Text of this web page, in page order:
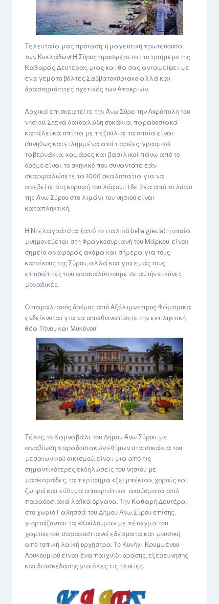
Τελευταία μας πρόταση, η μαγευτική πρωτεύουσα
των Κυκλάδων! Η Σύρος προσφέρεται το τριήμερο της
Καθαράς Δευτέρας μιας και θα σας ανταμείψει με
ενα γεμάτο βόλτες Σαββατοκύριακο αλλά και
δραστηριότητες σχετικές των Αποκριών.
Αρχικά επισκεφτείτε την Άνω Σύρο, την Ακρόπολη του
νησιού. Στενά δαιδαλώδη σοκάκια, παραδοσιακά
κατάλευκα σπίτια με πεζούλια, τα οποία είναι
συνήθως κατειλημμένα από παρέες, γραφικά
ταβερνάκια, καμάρες και βασιλικοί πάνω από το
δρόμο είναι το σκηνικό που συναντάτε εάν
σκαρφαλώσετε τα 1.000 σκαλοπάτια για να
ανεβείτε στη κορυφή του λόφου. H δε θέα από το λόφο
της Άνω Σύρου στο λιμάνι του νησιού είναι
καταπληκτική.
Η Ντελαγράτσια, (από το ιταλικό bella grecia) η οποία
μνημονεύεται στη Φραγκοσυριανή του Μάρκου, είναι
σημείο αναφοράς ακόμα και σήμερα για τους
κατοίκους της Σύρου, αλλά και για εμάς τους
επισκέπτες που ανακαλύπτουμε σε αυτήν εικόνες
μοναδικές.
Ο παραλιακός δρόμος από Αζόλιμνο προς Φάμπρικα
ενδείκνυται για να απαθανατίσετε την εκπληκτική
θέα Τήνου και Μυκόνου!
Τέλος, το Καρναβάλι του Δήμου Άνω Σύρου, με
αναβίωση παραδοσιακών εθίμων στα σοκάκια του
μεσαιωνικού οικισμού, είναι μια από τις
σημαντικότερες εκδηλώσεις του νησιού με
μασκαράδες, τα περίφημα «ζεϊμπέκια», χορούς και
ζωηρά και εύθυμα αποκριάτικα ακούσματα από
παραδοσιακά λαϊκά όργανα. Την Καθαρή Δευτέρα,
στο χωριό Γαλησσά του Δήμου Άνω Σύρου επίσης,
γιορτάζονται τα «Κούλουμα» με πέταγμα του
χαρταετού, σαρακοστιανά εδέσματα και μουσική
από τοπική λαϊκή ορχήστρα. Το Κυνήγι Κρυμμένου
Λουκουμιού είναι ένα παιχνίδι δράσης, εξερεύνησης
και διασκέδασης για όλες τις ηλικίες.